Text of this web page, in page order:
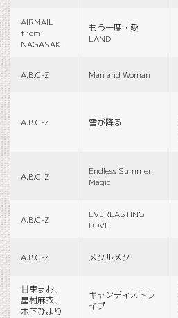
AIRMAIL
from
NAGASAKI
もう一度・愛
LAND
A.B.C-Z Man and Woman
A.B.C-Z 雪が降る
A.B.C-Z
Endless Summer
Magic
A.B.C-Z
EVERLASTING
LOVE
A.B.C-Z メクルメク
甘束まお、
星村麻衣、
木下ひより
キャンディストラ
イプ